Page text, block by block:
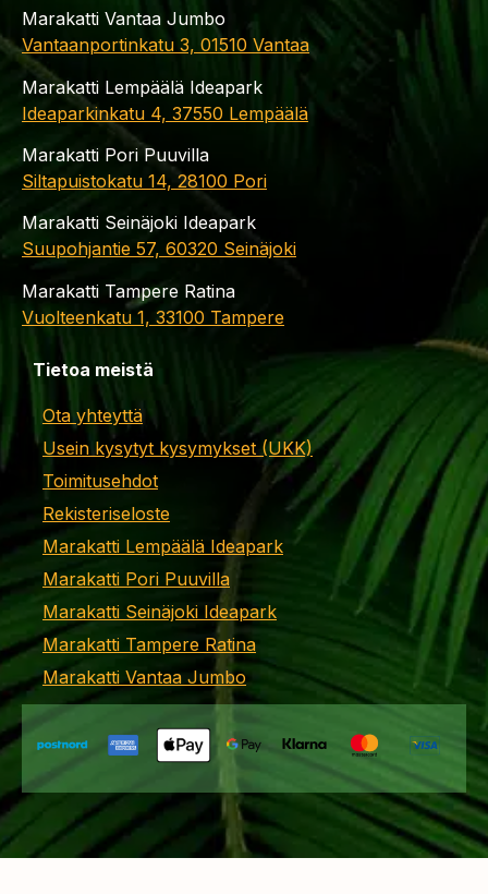
Marakatti Vantaa Jumbo
Vantaanportinkatu 3, 01510 Vantaa
Marakatti Lempäälä Ideapark
Ideaparkinkatu 4, 37550 Lempäälä
Marakatti Pori Puuvilla
Siltapuistokatu 14, 28100 Pori
Marakatti Seinäjoki Ideapark
Suupohjantie 57, 60320 Seinäjoki
Marakatti Tampere Ratina
Vuolteenkatu 1, 33100 Tampere
Tietoa meistä
Ota yhteyttä
Usein kysytyt kysymykset (UKK)
Toimitusehdot
Rekisteriseloste
Marakatti Lempäälä Ideapark
Marakatti Pori Puuvilla
Marakatti Seinäjoki Ideapark
Marakatti Tampere Ratina
Marakatti Vantaa Jumbo